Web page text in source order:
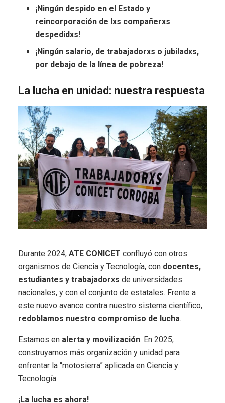
¡Ningún despido en el Estado y
reincorporación de lxs compañerxs
despedidxs!
¡Ningún salario, de trabajadorxs o jubiladxs,
por debajo de la línea de pobreza!
La lucha en unidad: nuestra respuesta
Durante 2024, ATE CONICET confluyó con otros
organismos de Ciencia y Tecnología, con docentes,
estudiantes y trabajadorxs de universidades
nacionales, y con el conjunto de estatales. Frente a
este nuevo avance contra nuestro sistema científico,
redoblamos nuestro compromiso de lucha.
Estamos en alerta y movilización. En 2025,
construyamos más organización y unidad para
enfrentar la “motosierra” aplicada en Ciencia y
Tecnología.
¡La lucha es ahora!